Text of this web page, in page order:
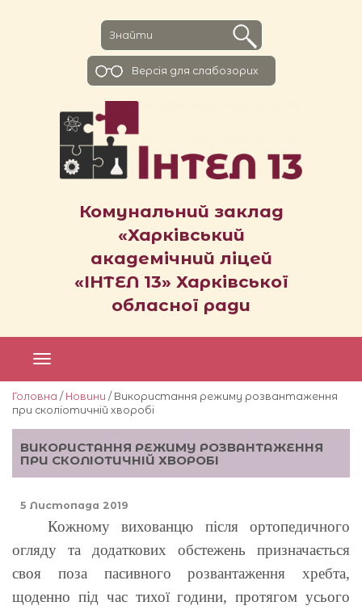
Комунальний заклад
«Харківський
академічний ліцей
«ІНТЕЛ 13» Харківської
обласної ради
Версiя для слабозорих
Головна / Новини / Використання режиму розвантаження
при сколіотичній хворобі
ВИКОРИСТАННЯ РЕЖИМУ РОЗВАНТАЖЕННЯ
ПРИ СКОЛІОТИЧНІЙ ХВОРОБІ
5 Листопада 2019
Кожному вихованцю після ортопедичного
огляду та додаткових обстежень призначається
своя поза пасивного розвантаження хребта,
щоденно під час тихої години, протягом усього